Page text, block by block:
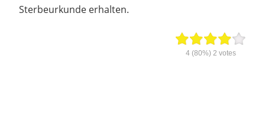
Sterbeurkunde erhalten.
4(80%) 2 votes